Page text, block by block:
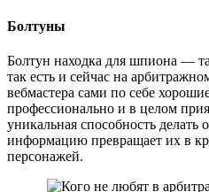
Болтуны
Болтун находка для шпиона —
так есть и сейчас на
вебмастера сами по себе
профессионально и в целом
уникальная способность
информацию превращает их в
персонажей.